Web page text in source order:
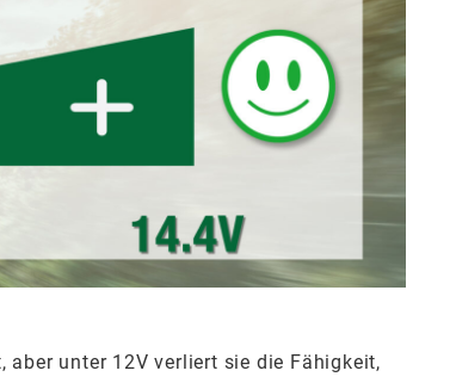
aber unter 12V verliert sie die Fähigkeit,